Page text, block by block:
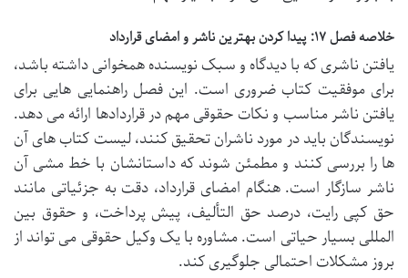
خلاصه فصل ۱۷: پیدا کردن بهترین ناشر و امضای قرارداد
یافتن ناشری که با دیدگاه و سبک نویسنده همخوانی داشته باشد،
برای موفقیت کتاب ضروری است. این فصل راهنمایی هایی برای
یافتن ناشر مناسب و نکات حقوقی مهم در قراردادها ارائه می دهد.
نویسندگان باید در مورد ناشران تحقیق کنند، لیست کتاب های آن
ها را بررسی کنند و مطمئن شوند که داستانشان با خط مشی آن
ناشر سازگار است. هنگام امضای قرارداد، دقت به جزئیاتی مانند
حق کپی رایت، درصد حق التألیف، پیش پرداخت، و حقوق بین
المللی بسیار حیاتی است. مشاوره با یک وکیل حقوقی می تواند از
بروز مشکلات احتمالی جلوگیری کند.